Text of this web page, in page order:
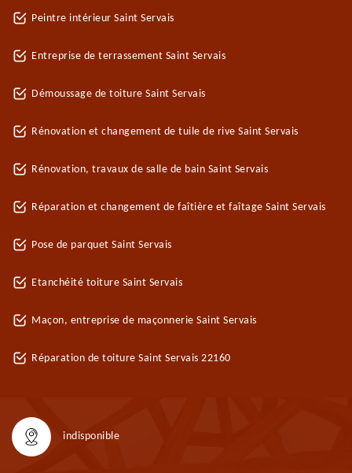
Peintre intérieur Saint Servais
Entreprise de terrassement Saint Servais
Démoussage de toiture Saint Servais
Rénovation et changement de tuile de rive Saint Servais
Rénovation, travaux de salle de bain Saint Servais
Réparation et changement de faîtière et faîtage Saint Servais
Pose de parquet Saint Servais
Etanchéité toiture Saint Servais
Maçon, entreprise de maçonnerie Saint Servais
Réparation de toiture Saint Servais 22160
indisponible